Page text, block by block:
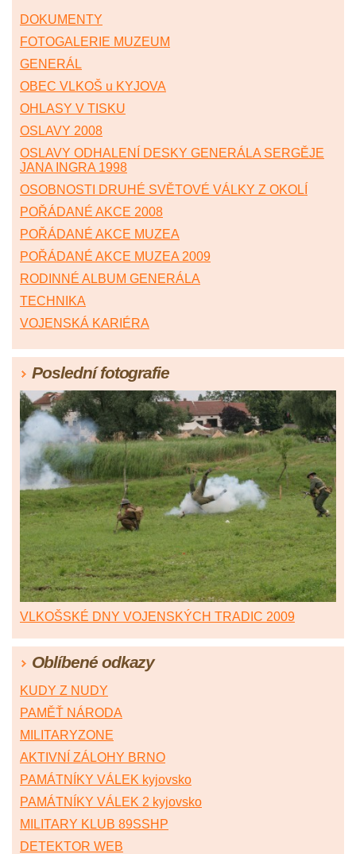
DOKUMENTY
FOTOGALERIE MUZEUM
GENERÁL
OBEC VLKOŠ u KYJOVA
OHLASY V TISKU
OSLAVY 2008
OSLAVY ODHALENÍ DESKY GENERÁLA SERGĚJE
JANA INGRA 1998
OSOBNOSTI DRUHÉ SVĚTOVÉ VÁLKY Z OKOLÍ
POŘÁDANÉ AKCE 2008
POŘÁDANÉ AKCE MUZEA
POŘÁDANÉ AKCE MUZEA 2009
RODINNÉ ALBUM GENERÁLA
TECHNIKA
VOJENSKÁ KARIÉRA
Poslední fotografie
VLKOŠSKÉ DNY VOJENSKÝCH TRADIC 2009
Oblíbené odkazy
KUDY Z NUDY
PAMĚŤ NÁRODA
MILITARYZONE
AKTIVNÍ ZÁLOHY BRNO
PAMÁTNÍKY VÁLEK kyjovsko
PAMÁTNÍKY VÁLEK 2 kyjovsko
MILITARY KLUB 89SSHP
DETEKTOR WEB